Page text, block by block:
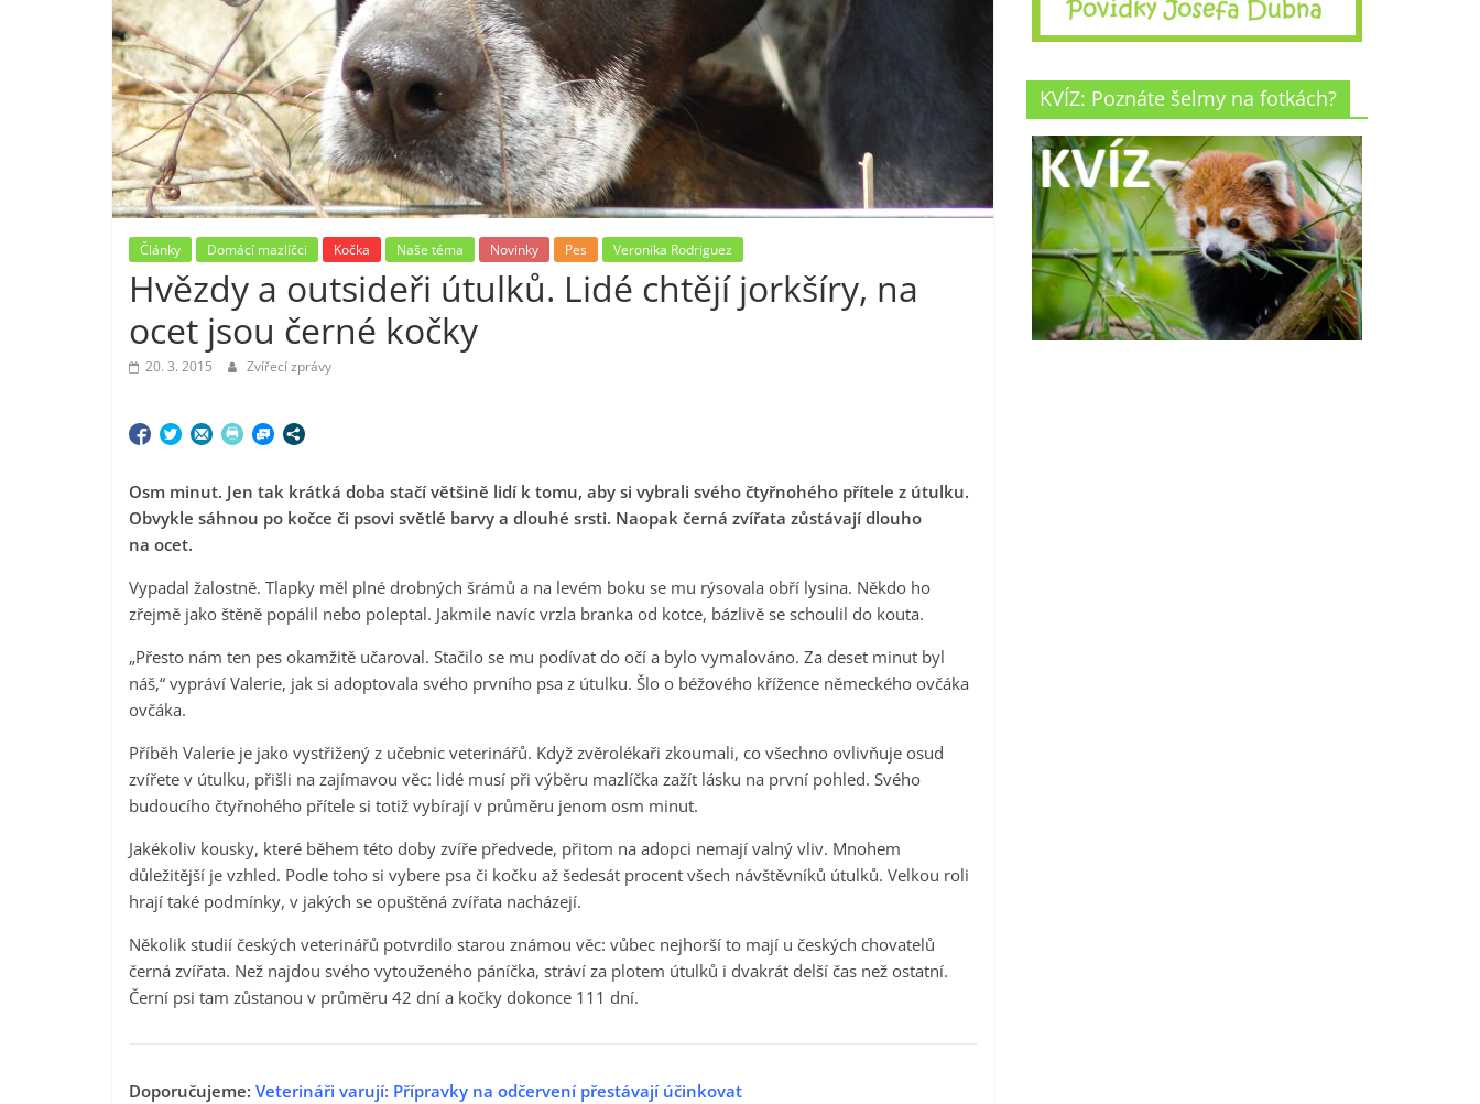
Články Domácí mazlíčci Kočka Naše téma Novinky Pes Veronika Rodriguez
Hvězdy a outsideři útulků. Lidé chtějí jorkšíry, na
ocet jsou černé kočky
20. 3. 2015 Zvířecí zprávy
Osm minut. Jen tak krátká doba stačí většině lidí k tomu, aby si vybrali svého čtyřnohého přítele z útulku.
Obvykle sáhnou po kočce či psovi světlé barvy a dlouhé srsti. Naopak černá zvířata zůstávají dlouho
na ocet.
Vypadal žalostně. Tlapky měl plné drobných šrámů a na levém boku se mu rýsovala obří lysina. Někdo ho
zřejmě jako štěně popálil nebo poleptal. Jakmile navíc vrzla branka od kotce, bázlivě se schoulil do kouta.
„Přesto nám ten pes okamžitě učaroval. Stačilo se mu podívat do očí a bylo vymalováno. Za deset minut byl
náš,“ vypráví Valerie, jak si adoptovala svého prvního psa z útulku. Šlo o béžového křížence německého ovčáka
ovčáka.
Příběh Valerie je jako vystřižený z učebnic veterinářů. Když zvěrolékaři zkoumali, co všechno ovlivňuje osud
zvířete v útulku, přišli na zajímavou věc: lidé musí při výběru mazlíčka zažít lásku na první pohled. Svého
budoucího čtyřnohého přítele si totiž vybírají v průměru jenom osm minut.
Jakékoliv kousky, které během této doby zvíře předvede, přitom na adopci nemají valný vliv. Mnohem
důležitější je vzhled. Podle toho si vybere psa či kočku až šedesát procent všech návštěvníků útulků. Velkou roli
hrají také podmínky, v jakých se opuštěná zvířata nacházejí.
Několik studií českých veterinářů potvrdilo starou známou věc: vůbec nejhorší to mají u českých chovatelů
černá zvířata. Než najdou svého vytouženého páníčka, stráví za plotem útulků i dvakrát delší čas než ostatní.
Černí psi tam zůstanou v průměru 42 dní a kočky dokonce 111 dní.
Doporučujeme: Veterináři varují: Přípravky na odčervení přestávají účinkovat
KVÍZ: Poznáte šelmy na fotkách?